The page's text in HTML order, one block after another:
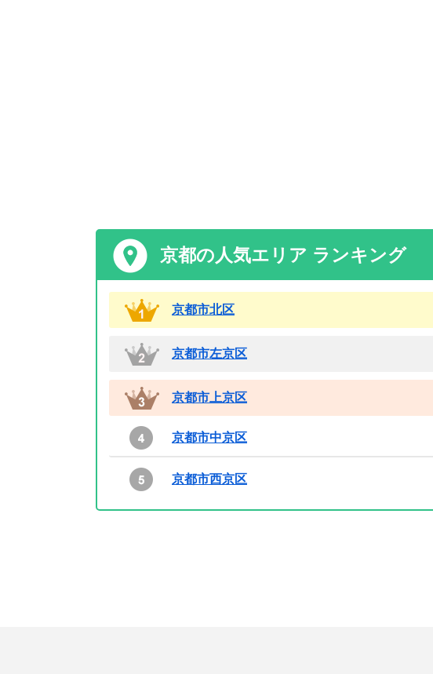
京都の人気エリア ランキング
京都市北区
京都市左京区
京都市上京区
京都市中京区
京都市西京区